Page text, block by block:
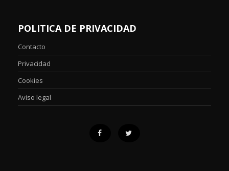
POLITICA DE PRIVACIDAD
Contacto
Privacidad
Cookies
Aviso legal